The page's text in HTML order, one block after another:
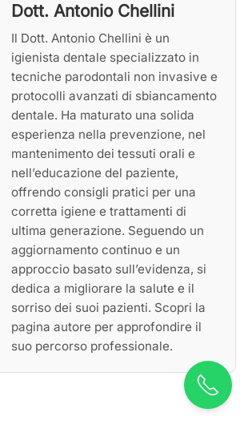
Dott. Antonio Chellini
Il Dott. Antonio Chellini è un
igienista dentale specializzato in
tecniche parodontali non invasive e
protocolli avanzati di sbiancamento
dentale. Ha maturato una solida
esperienza nella prevenzione, nel
mantenimento dei tessuti orali e
nell’educazione del paziente,
offrendo consigli pratici per una
corretta igiene e trattamenti di
ultima generazione. Seguendo un
aggiornamento continuo e un
approccio basato sull’evidenza, si
dedica a migliorare la salute e il
sorriso dei suoi pazienti. Scopri la
pagina autore per approfondire il
suo percorso professionale.